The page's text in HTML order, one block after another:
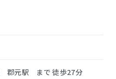
郡元駅 まで 徒歩27分